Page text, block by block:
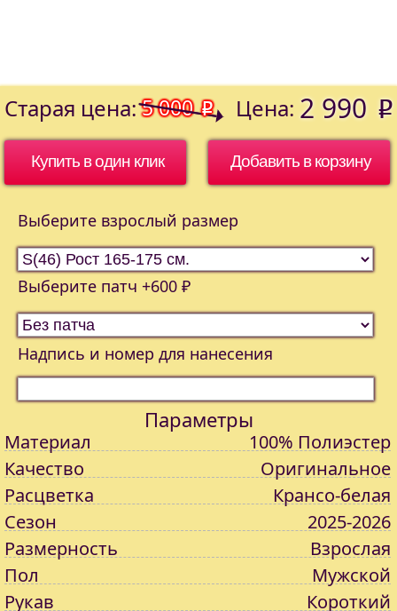
Старая цена: 5 000o Цена: 2 990 o
Купить в один клик
Выберите взрослый размер
Выберите патч +600 ₽
Надпись и номер для нанесения
Параметры
Материал
100% Полиэстер
Качество
Оригинальное
Расцветка
Крансо-белая
Сезон
2025-2026
Размерность
Взрослая
Пол
Мужской
Рукав
Короткий